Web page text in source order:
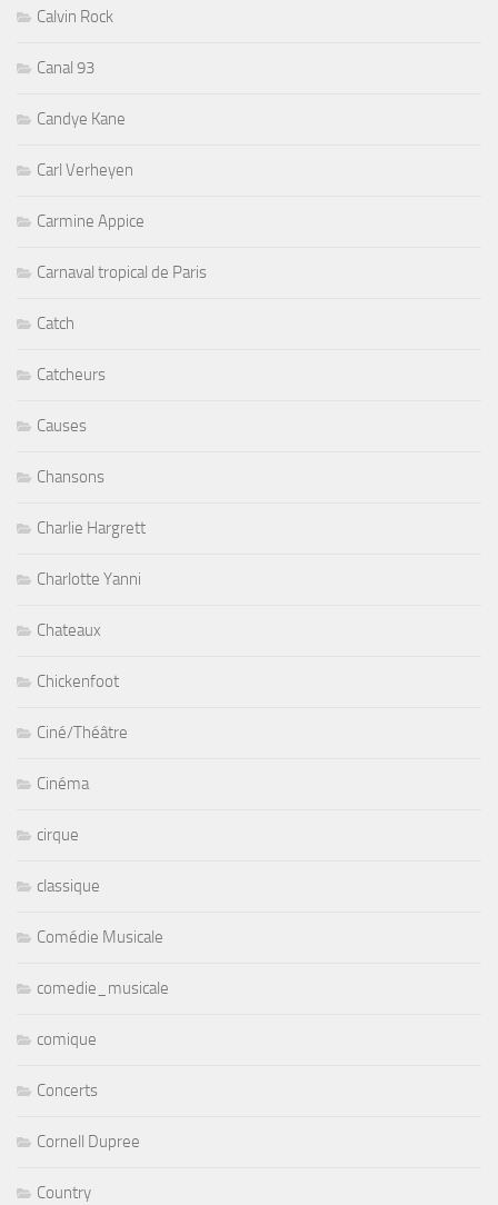
Calvin Rock
Canal 93
Candye Kane
Carl Verheyen
Carmine Appice
Carnaval tropical de Paris
Catch
Catcheurs
Causes
Chansons
Charlie Hargrett
Charlotte Yanni
Chateaux
Chickenfoot
Ciné/Théâtre
Cinéma
cirque
classique
Comédie Musicale
comedie_musicale
comique
Concerts
Cornell Dupree
Country